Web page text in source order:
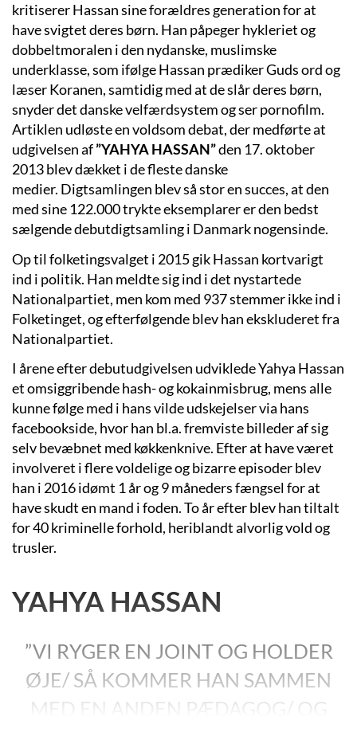
kritiserer Hassan sine forældres generation for at
have svigtet deres børn. Han påpeger hykleriet og
dobbeltmoralen i den nydanske, muslimske
underklasse, som ifølge Hassan prædiker Guds ord og
læser Koranen, samtidig med at de slår deres børn,
snyder det danske velfærdsystem og ser pornofilm.
Artiklen udløste en voldsom debat, der medførte at
udgivelsen af”YAHYA HASSAN”den 17. oktober
2013 blev dækket i de fleste danske
medier. Digtsamlingen blev så stor en succes, at den
med sine 122.000 trykte eksemplarer er den bedst
sælgende debutdigtsamling i Danmark nogensinde.
Op til folketingsvalget i 2015 gik Hassan kortvarigt
ind i politik. Han meldte sig ind i det nystartede
Nationalpartiet, men kom med 937 stemmer ikke ind i
Folketinget, og efterfølgende blev han ekskluderet fra
Nationalpartiet.
I årene efter debutudgivelsen udviklede Yahya Hassan
et omsiggribende hash- og kokainmisbrug, mens alle
kunne følge med i hans vilde udskejelser via hans
facebookside, hvor han bl.a. fremviste billeder af sig
selv bevæbnet med køkkenknive. Efter at have været
involveret i flere voldelige og bizarre episoder blev
han i 2016 idømt 1 år og 9 måneders fængsel for at
have skudt en mand i foden. To år efter blev han tiltalt
for 40 kriminelle forhold, heriblandt alvorlig vold og
trusler.
YAHYA HASSAN
”VI RYGER EN JOINT OG HOLDER
ØJE/ SÅ KOMMER HAN SAMMEN
MED EN ANDEN PÆDAGOG/ OG